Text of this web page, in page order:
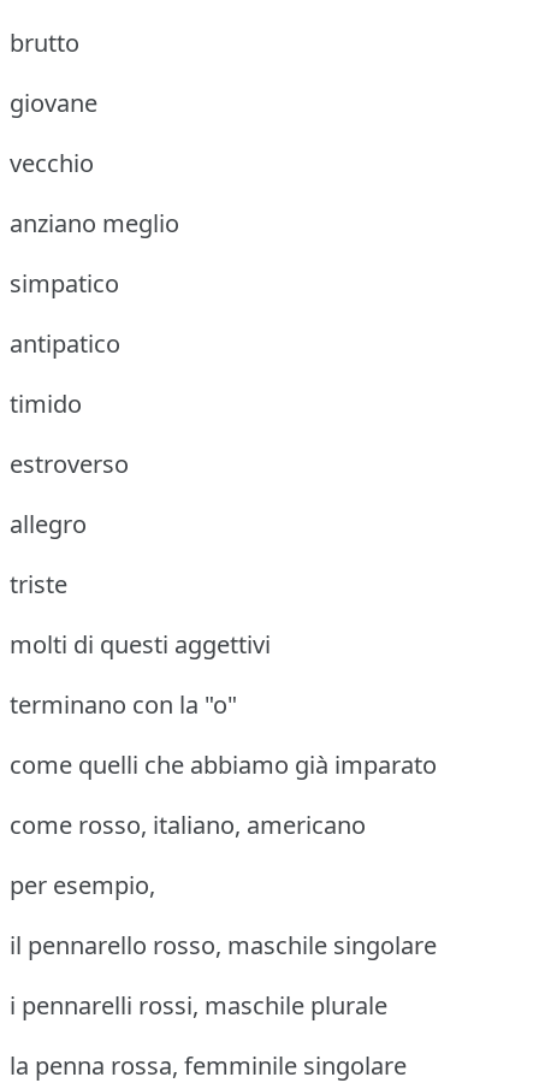
brutto
giovane
vecchio
anziano meglio
simpatico
antipatico
timido
estroverso
allegro
triste
molti di questi aggettivi
terminano con la "o"
come quelli che abbiamo già imparato
come rosso, italiano, americano
per esempio,
il pennarello rosso, maschile singolare
i pennarelli rossi, maschile plurale
la penna rossa, femminile singolare